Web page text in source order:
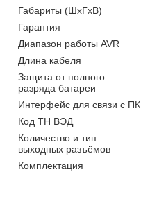
Габариты (ШхГхВ)
Гарантия
Диапазон работы AVR
Длина кабеля
Защита от полного
разряда батареи
Интерфейс для связи с ПК
Код ТН ВЭД
Количество и тип
выходных разъёмов
Комплектация